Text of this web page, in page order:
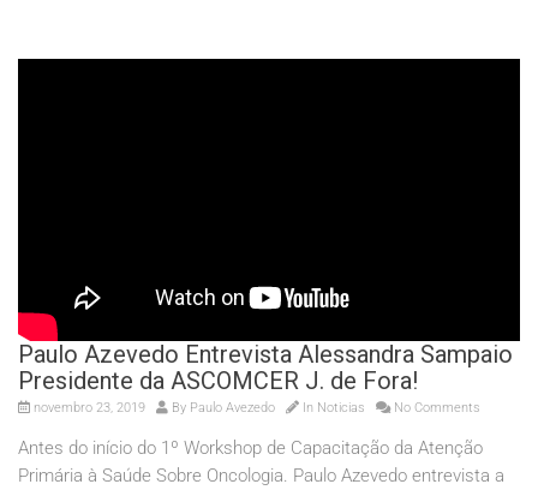
Paulo Azevedo Entrevista Alessandra Sampaio
Presidente da ASCOMCER J. de Fora!
novembro 23, 2019 By Paulo Avezedo In Noticias No Comments
Antes do início do 1º Workshop de Capacitação da Atenção
Primária à Saúde Sobre Oncologia. Paulo Azevedo entrevista a